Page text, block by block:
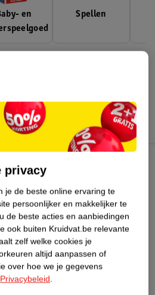
en
Spellen
uit jongensspeelgoed,
urenlang speelplezier voor jouw
privacy
je de beste online ervaring te
persoonlijker en makkelijker te
de beste acties en aanbiedingen
ook buiten Kruidvat.be relevante
zelf welke cookies je
altijd aanpassen of
over hoe we je gegevens
Privacybeleid.